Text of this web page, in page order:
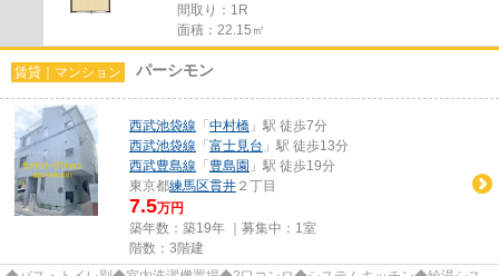
間取り：1R
面積：22.15㎡
賃貸｜マンション パーシモン
西武池袋線 「 中村橋 」駅 徒歩7分
西武池袋線 「 富士見台 」駅 徒歩13分
西武豊島線 「 豊島園 」駅 徒歩19分
東京都練馬区貫井 ２丁目
7.5万円
築年数：築19年 ｜募集中： 1室
階数：3階建